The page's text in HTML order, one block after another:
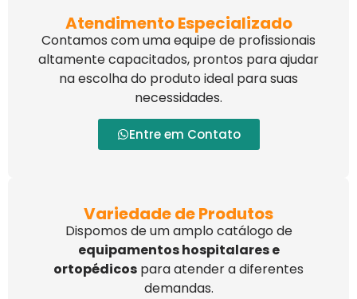
Atendimento Especializado
Contamos com uma equipe de profissionais
altamente capacitados, prontos para ajudar
na escolha do produto ideal para suas
necessidades.
Entre em Contato
Variedade de Produtos
Dispomos de um amplo catálogo de
equipamentos hospitalares e
ortopédicos para atender a diferentes
demandas.